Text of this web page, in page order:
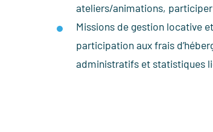
ateliers/animations, participer
Missions de gestion locative
participation aux frais
administratifs et statistiques